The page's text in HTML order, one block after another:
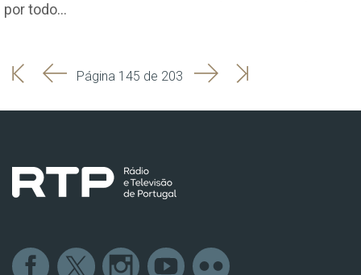
por todo…
'
'
Página 145 de 203 SeguinteÚltima